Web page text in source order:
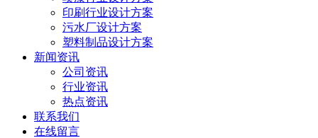
印刷行业设计方案
污水厂设计方案
塑料制品设计方案
新闻资讯
公司资讯
行业资讯
热点资讯
联系我们
在线留言